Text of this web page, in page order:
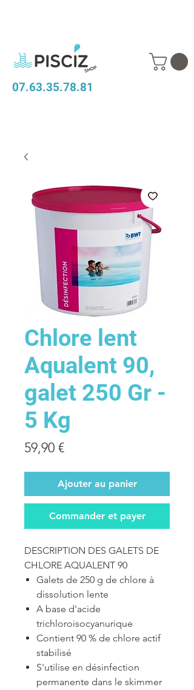
07.63.35.78.81
Chlore lent
Aqualent 90,
galet 250 Gr -
5 Kg
59,90 €Prix
Ajouter au panier
Commander et payer
DESCRIPTION DES GALETS DE
CHLORE AQUALENT 90
Galets de 250 g de chlore à
dissolution lente
A base d'acide
trichloroisocyanurique
Contient 90 % de chlore actif
stabilisé
S'utilise en désinfection
permanente dans le skimmer